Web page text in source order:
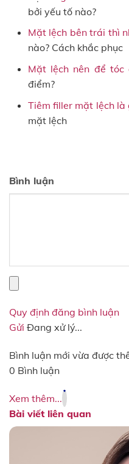
bởi yếu tố nào?
Mặt lệch bên trái thì
nào? Cách khắc phục
Mặt lệch nên để tóc
điểm?
Tiêm filler mặt lệch là
mặt lệch
Bình luận
Quy định đăng bình luận
Gửi Đang xử lý...
Bình luận mới vừa được
0 Bình luận
Xem thêm...
Bài viết liên quan